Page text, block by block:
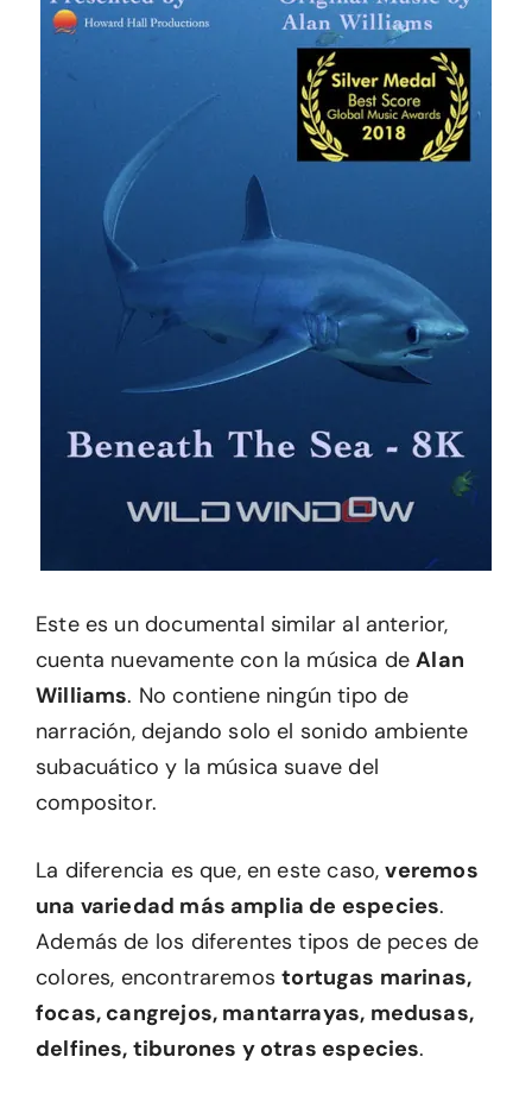
Este es un documental similar al anterior,
cuenta nuevamente con la música deAlan
Williams. No contiene ningún tipo de
narración, dejando solo el sonido ambiente
subacuático y la música suave del
compositor.
La diferencia es que, en este caso,veremos
una variedad más amplia de especies.
Además de los diferentes tipos de peces de
colores, encontraremostortugas marinas,
focas, cangrejos, mantarrayas, medusas,
delfines, tiburones y otras especies.